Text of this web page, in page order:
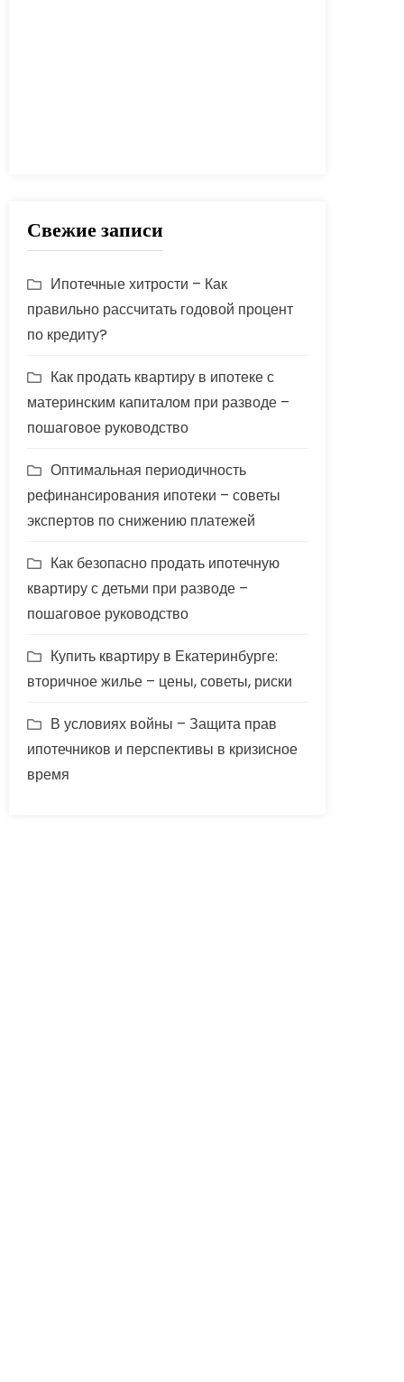
Свежие записи
Ипотечные хитрости – Как
правильно рассчитать годовой процент
по кредиту?
Как продать квартиру в ипотеке с
материнским капиталом при разводе –
пошаговое руководство
Оптимальная периодичность
рефинансирования ипотеки – советы
экспертов по снижению платежей
Как безопасно продать ипотечную
квартиру с детьми при разводе –
пошаговое руководство
Купить квартиру в Екатеринбурге:
вторичное жилье – цены, советы, риски
В условиях войны – Защита прав
ипотечников и перспективы в кризисное
время